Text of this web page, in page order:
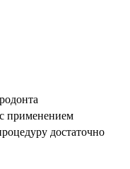
применением
достаточно